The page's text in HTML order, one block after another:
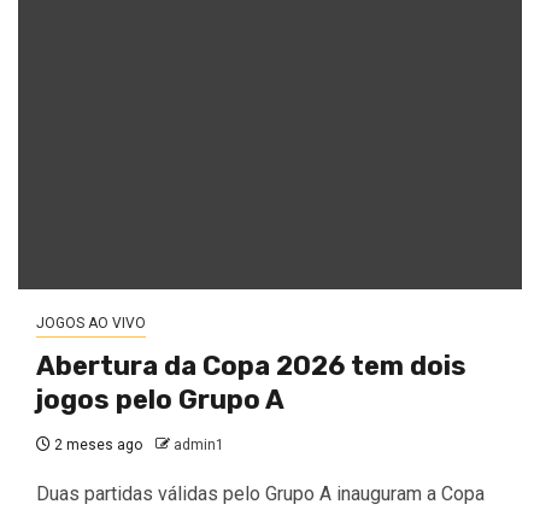
JOGOS AO VIVO
Abertura da Copa 2026 tem dois
jogos pelo Grupo A
2 meses ago admin1
Duas partidas válidas pelo Grupo A inauguram a Copa